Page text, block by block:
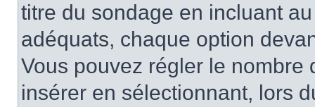
titre du sondage en incluant
adéquats, chaque option
Vous pouvez régler le nombre
insérer en sélectionnant, lors